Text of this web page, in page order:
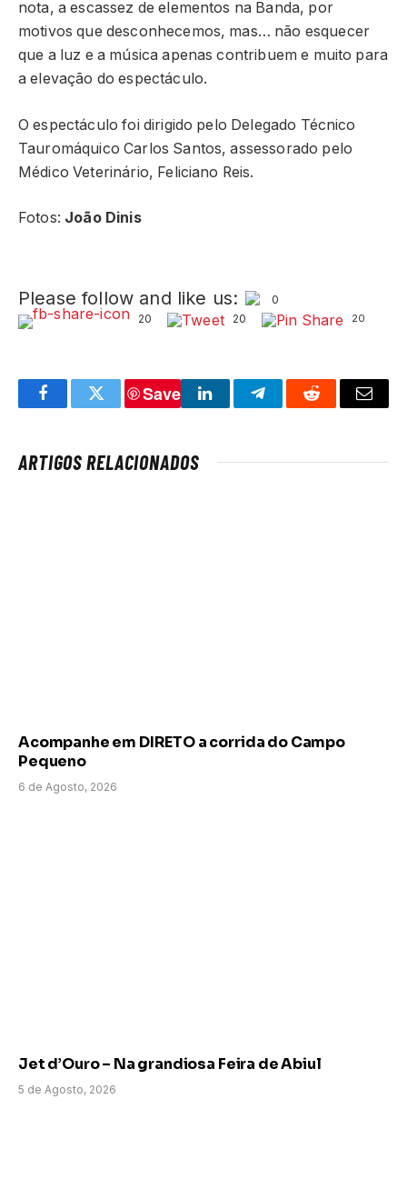
nota, a escassez de elementos na Banda, por
motivos que desconhecemos, mas… não esquecer
que a luz e a música apenas contribuem e muito para
a elevação do espectáculo.
O espectáculo foi dirigido pelo Delegado Técnico
Tauromáquico Carlos Santos, assessorado pelo
Médico Veterinário, Feliciano Reis.
Fotos: João Dinis
Please follow and like us:
0
20
20 20
FacebookTwitter
Save
LinkedInTelegramReddit Email
ARTIGOS RELACIONADOS
Acompanhe em DIRETO a corrida do Campo
Pequeno
6 de Agosto, 2026
Jet d’Ouro – Na grandiosa Feira de Abiul
5 de Agosto, 2026